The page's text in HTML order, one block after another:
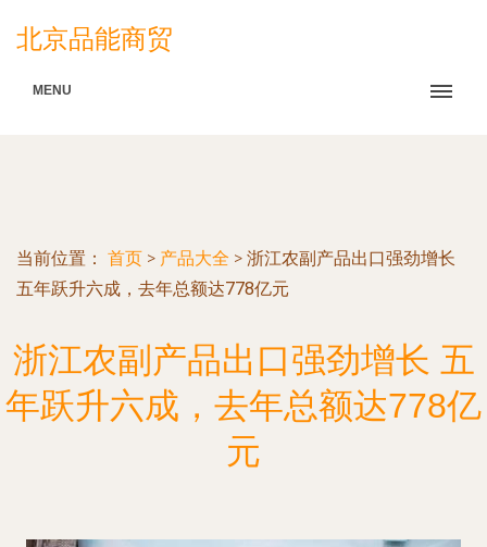
北京品能商贸
MENU
当前位置： 首页 > 产品大全 > 浙江农副产品出口强劲增长
五年跃升六成，去年总额达778亿元
浙江农副产品出口强劲增长 五
年跃升六成，去年总额达778亿
元